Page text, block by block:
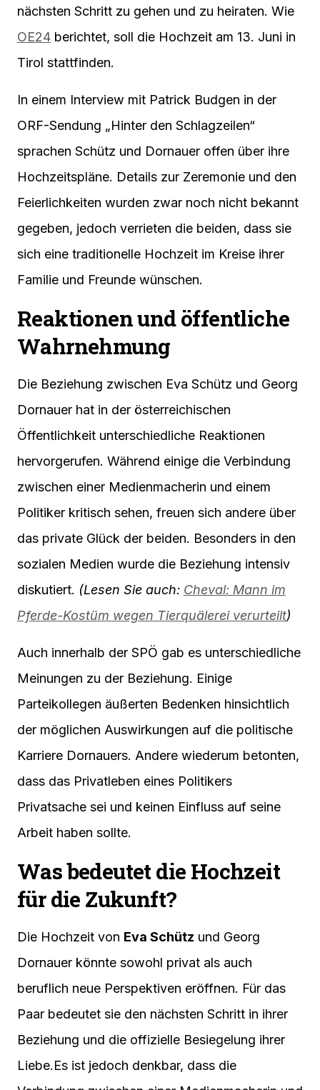
nächsten Schritt zu gehen und zu heiraten. Wie
OE24 berichtet, soll die Hochzeit am 13. Juni in
Tirol stattfinden.
In einem Interview mit Patrick Budgen in der
ORF-Sendung „Hinter den Schlagzeilen“
sprachen Schütz und Dornauer offen über ihre
Hochzeitspläne. Details zur Zeremonie und den
Feierlichkeiten wurden zwar noch nicht bekannt
gegeben, jedoch verrieten die beiden, dass sie
sich eine traditionelle Hochzeit im Kreise ihrer
Familie und Freunde wünschen.
Reaktionen und öffentliche
Wahrnehmung
Die Beziehung zwischen Eva Schütz und Georg
Dornauer hat in der österreichischen
Öffentlichkeit unterschiedliche Reaktionen
hervorgerufen. Während einige die Verbindung
zwischen einer Medienmacherin und einem
Politiker kritisch sehen, freuen sich andere über
das private Glück der beiden. Besonders in den
sozialen Medien wurde die Beziehung intensiv
diskutiert. (Lesen Sie auch: Cheval: Mann im
Pferde-Kostüm wegen Tierquälerei verurteilt)
Auch innerhalb der SPÖ gab es unterschiedliche
Meinungen zu der Beziehung. Einige
Parteikollegen äußerten Bedenken hinsichtlich
der möglichen Auswirkungen auf die politische
Karriere Dornauers. Andere wiederum betonten,
dass das Privatleben eines Politikers
Privatsache sei und keinen Einfluss auf seine
Arbeit haben sollte.
Was bedeutet die Hochzeit
für die Zukunft?
Die Hochzeit von Eva Schütz und Georg
Dornauer könnte sowohl privat als auch
beruflich neue Perspektiven eröffnen. Für das
Paar bedeutet sie den nächsten Schritt in ihrer
Beziehung und die offizielle Besiegelung ihrer
Liebe.Es ist jedoch denkbar, dass die